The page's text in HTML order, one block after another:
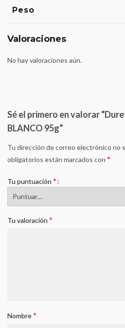
Peso
Valoraciones
No hay valoraciones aún.
Sé el primero en valorar
BLANCO 95g”
Tu dirección de correo electrónico no
obligatorios están marcados con *
Tu puntuación *
Tu valoración *
Nombre*